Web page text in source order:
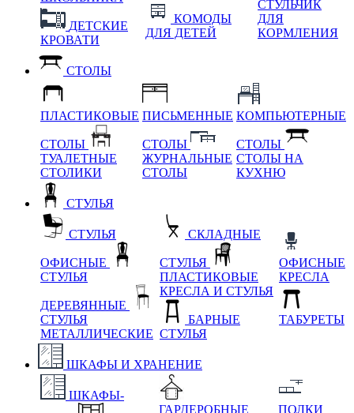
ДЕТСКИЕ
КРОВАТИ
КОМОДЫ
ДЛЯ ДЕТЕЙ
СТУЛЬЧИК
ДЛЯ
КОРМЛЕНИЯ
СТОЛЫ
ПЛАСТИКОВЫЕ
СТОЛЫ
ТУАЛЕТНЫЕ
СТОЛИКИ
ПИСЬМЕННЫЕ
СТОЛЫ
ЖУРНАЛЬНЫЕ
СТОЛЫ
КОМПЬЮТЕРНЫЕ
СТОЛЫ
СТОЛЫ НА
КУХНЮ
СТУЛЬЯ
СТУЛЬЯ
ОФИСНЫЕ
СТУЛЬЯ
ДЕРЕВЯННЫЕ
СТУЛЬЯ
МЕТАЛЛИЧЕСКИЕ
СКЛАДНЫЕ
СТУЛЬЯ
ПЛАСТИКОВЫЕ
КРЕСЛА И СТУЛЬЯ
БАРНЫЕ
СТУЛЬЯ
ОФИСНЫЕ
КРЕСЛА
ТАБУРЕТЫ
ШКАФЫ И ХРАНЕНИЕ
ШКАФЫ-
ГАРДЕРОБНЫЕ
ПОЛКИ